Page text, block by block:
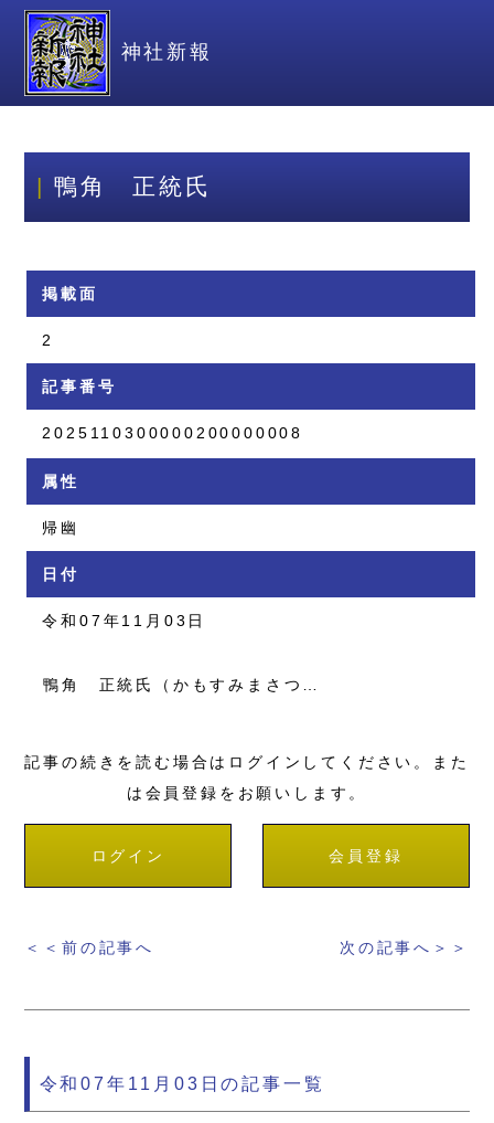
神社新報
鴨角 正統氏
掲載面
2
記事番号
2025110300000200000008
属性
帰幽
日付
令和07年11月03日
鴨角 正統氏（かもすみまさつ…
記事の続きを読む場合はログインしてください。また
は会員登録をお願いします。
ログイン 会員登録
＜＜前の記事へ 次の記事へ＞＞
令和07年11月03日の記事一覧